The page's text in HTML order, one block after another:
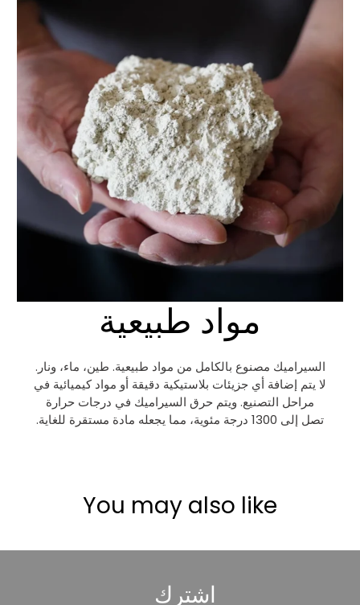
مواد طبيعية
السيراميك مصنوع بالكامل من مواد طبيعية. طين، ماء، ونار.
لا يتم إضافة أي جزيئات بلاستيكية دقيقة أو مواد كيميائية في
مراحل التصنيع. ويتم حرق السيراميك في درجات حرارة
تصل إلى 1300 درجة مئوية، مما يجعله مادة مستقرة للغاية.
You may also like
اشترك